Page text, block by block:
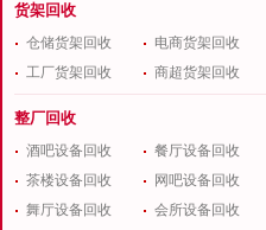
货架回收
仓储货架回收
电商货架回收
工厂货架回收
商超货架回收
整厂回收
酒吧设备回收
餐厅设备回收
茶楼设备回收
网吧设备回收
舞厅设备回收
会所设备回收